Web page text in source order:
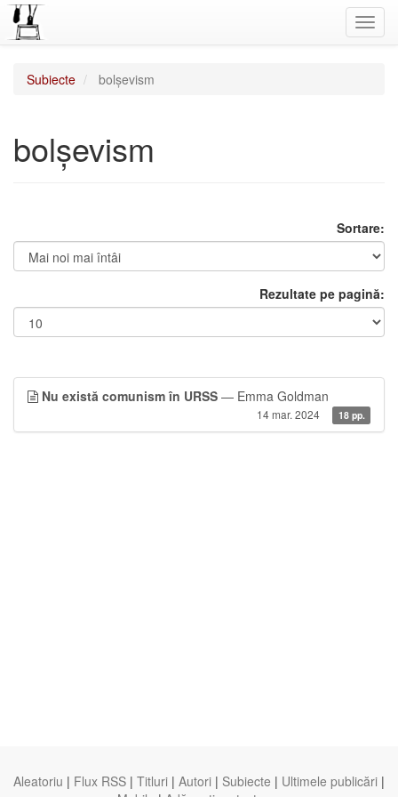
Subiecte bolșevism
bolșevism
Sortare:
Rezultate pe pagină:
Nu există comunism în URSS — Emma Goldman
14 mar. 2024 18 pp.
Aleatoriu | Flux RSS | Titluri | Autori | Subiecte | Ultimele publicări |